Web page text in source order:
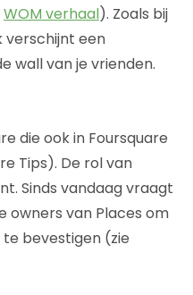
WOM verhaal). Zoals bij
verschijnt een
wall van je vrienden.
die ook in Foursquare
Tips). De rol van
Sinds vandaag vraagt
owners van Places om
bevestigen (zie